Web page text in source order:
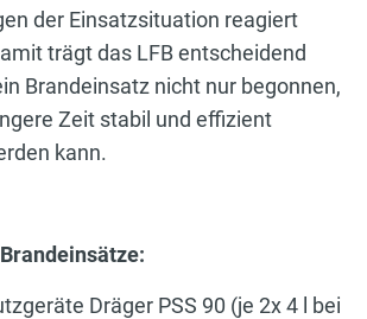
der Einsatzsituation reagiert
trägt das LFB entscheidend
Brandeinsatz nicht nur begonnen,
Zeit stabil und effizient
kann.
Dräger PSS 90 (je 2x 4 l bei